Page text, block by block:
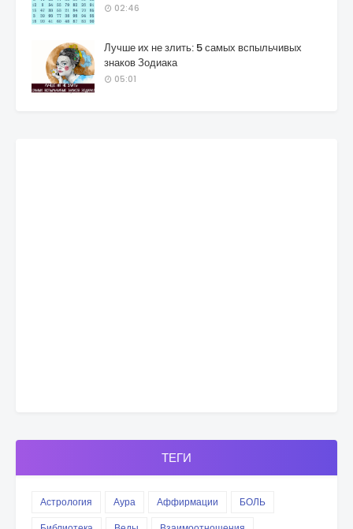
02:46
Лучше их не злить: 5 самых вспыльчивых
знаков Зодиака
05:01
ТЕГИ
Астрология Аура Аффирмации
БОЛЬ